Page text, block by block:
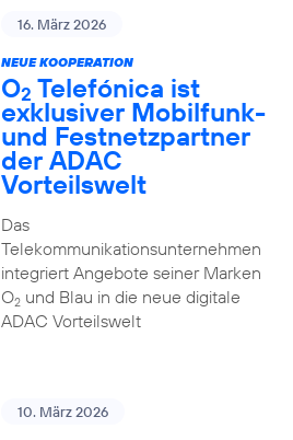
16. März 2026
NEUE KOOPERATION
O2 Telefónica ist
exklusiver Mobilfunk-
und Festnetzpartner
der ADAC
Vorteilswelt
Das
Telekommunikationsunternehmen
integriert Angebote seiner Marken
O2und Blau in die neue digitale
ADAC Vorteilswelt
10. März 2026